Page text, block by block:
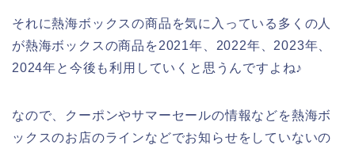
それに熱海ボックスの商品を気に入っている多くの人
が熱海ボックスの商品を2021年、2022年、2023年、
2024年と今後も利用していくと思うんですよね♪
なので、クーポンやサマーセールの情報などを熱海ボ
ックスのお店のラインなどでお知らせをしていないの